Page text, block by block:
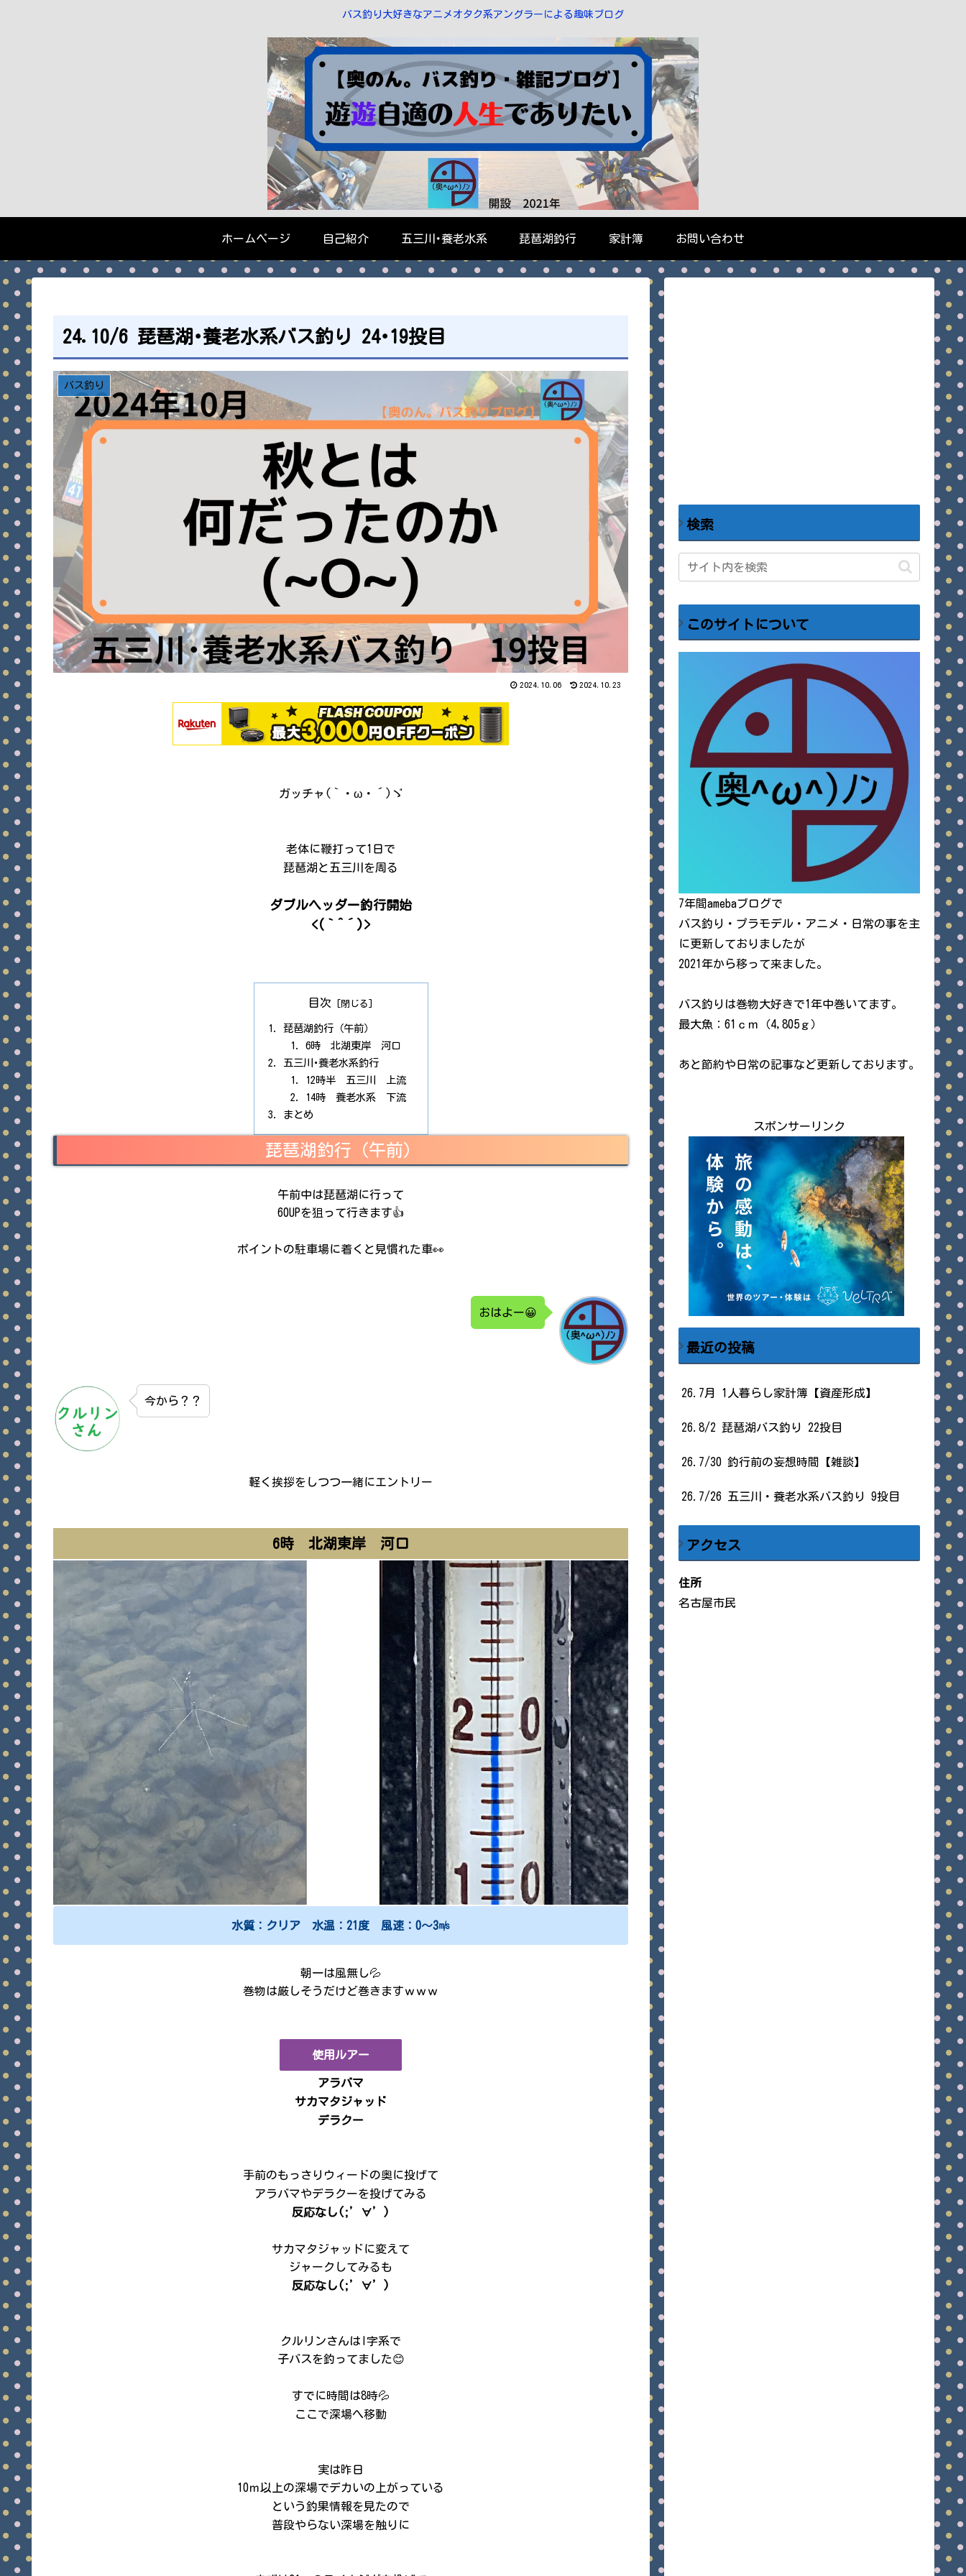
バス釣り大好きなアニメオタク系アングラーによる趣味ブログ
ホームページ 自己紹介 五三川･養老水系 琵琶湖釣行 家計簿 お問い合わせ
24.10/6 琵琶湖･養老水系バス釣り 24･19投目
バス釣り
2024.10.06 2024.10.23
ガッチャ(｀・ω・´)ゞ
老体に鞭打って1日で
琵琶湖と五三川を周る
ダブルヘッダー釣行開始
<(｀^´)>
目次
琵琶湖釣行（午前）
6時 北湖東岸 河口
五三川･養老水系釣行
12時半 五三川 上流
14時 養老水系 下流
まとめ
琵琶湖釣行（午前）
午前中は琵琶湖に行って
60UPを狙って行きます👍
ポイントの駐車場に着くと見慣れた車👀
おはよー😀
今から？？
軽く挨拶をしつつ一緒にエントリー
6時 北湖東岸 河口
水質：クリア 水温：21度 風速：0～3㎧
朝一は風無し💦
巻物は厳しそうだけど巻きますｗｗｗ
使用ルアー
アラバマ
サカマタジャッド
デラクー
手前のもっさりウィードの奥に投げて
アラバマやデラクーを投げてみる
反応なし(;’∀’)
サカマタジャッドに変えて
ジャークしてみるも
反応なし(;’∀’)
クルリンさんはI字系で
子バスを釣ってました😊
すでに時間は8時💦
ここで深場へ移動
実は昨日
10ｍ以上の深場でデカいの上がっている
という釣果情報を見たので
普段やらない深場を触りに
検索
このサイトについて
7年間amebaブログで
バス釣り・プラモデル・アニメ・日常の事を主
に更新しておりましたが
2021年から移って来ました。
バス釣りは巻物大好きで1年中巻いてます。
最大魚：61ｃｍ（4,805ｇ）
あと節約や日常の記事など更新しております。
スポンサーリンク
最近の投稿
26.7月 1人暮らし家計簿【資産形成】
26.8/2 琵琶湖バス釣り 22投目
26.7/30 釣行前の妄想時間【雑談】
26.7/26 五三川・養老水系バス釣り 9投目
アクセス
住所
名古屋市民